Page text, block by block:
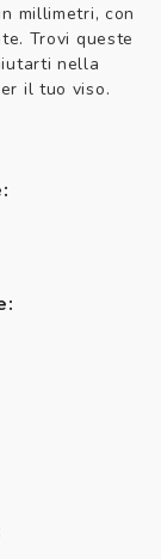
millimetri, con
Trovi queste
nella
il tuo viso.